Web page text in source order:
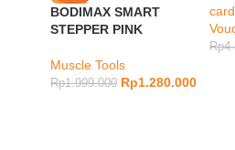
BODIMAX SMART
STEPPER PINK
Muscle Tools
Rp1.999.000 Rp1.280.000
Rp